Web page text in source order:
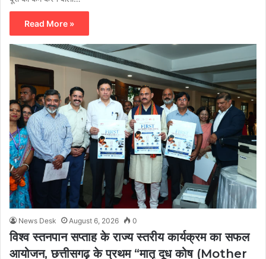
Read More »
News Desk August 6, 2026 0
विश्व स्तनपान सप्ताह के राज्य स्तरीय कार्यक्रम का सफल
आयोजन, छत्तीसगढ़ के प्रथम “मातृ दूध कोष (Mother